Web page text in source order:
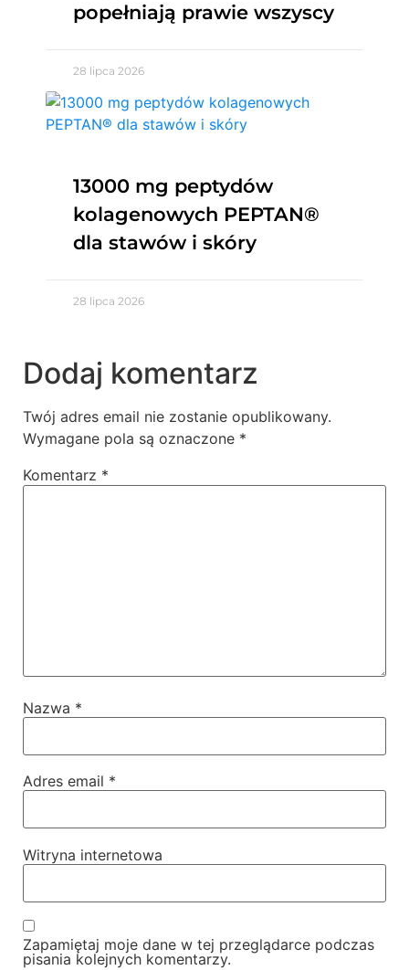
popełniają prawie wszyscy
28 lipca 2026
13000 mg peptydów
kolagenowych PEPTAN®
dla stawów i skóry
28 lipca 2026
Dodaj komentarz
Twój adres email nie zostanie opublikowany.
Wymagane pola są oznaczone *
Komentarz *
Nazwa *
Adres email *
Witryna internetowa
Zapamiętaj moje dane w tej przeglądarce podczas
pisania kolejnych komentarzy.